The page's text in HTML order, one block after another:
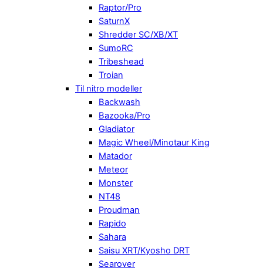
Raptor/Pro
SaturnX
Shredder SC/XB/XT
SumoRC
Tribeshead
Troian
Til nitro modeller
Backwash
Bazooka/Pro
Gladiator
Magic Wheel/Minotaur King
Matador
Meteor
Monster
NT48
Proudman
Rapido
Sahara
Saisu XRT/Kyosho DRT
Searover